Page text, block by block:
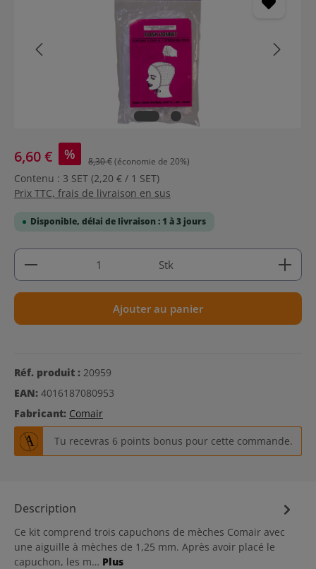
6,60 € % 8,30 €(économie de 20%)
Contenu : 3 SET (2,20 € / 1 SET)
Prix TTC, frais de livraison en sus
Disponible, délai de livraison : 1 à 3 jours
Quantité de produit : Entrez la quantité
Stk
Ajouter au panier
Réf. produit : 20959
EAN: 4016187080953
Fabricant: Comair
Tu recevras 6 points bonus pour cette commande.
Description
Ce kit comprend trois capuchons de mèches Comair avec
une aiguille à mèches de 1,25 mm. Après avoir placé le
capuchon, les m… Plus